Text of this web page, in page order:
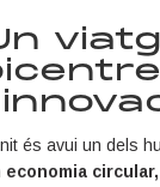
és avui un dels
economia